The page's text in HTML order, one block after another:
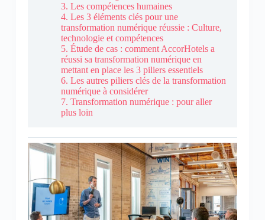
3. Les compétences humaines
4. Les 3 éléments clés pour une
transformation numérique réussie : Culture,
technologie et compétences
5. Étude de cas : comment AccorHotels a
réussi sa transformation numérique en
mettant en place les 3 piliers essentiels
6. Les autres piliers clés de la transformation
numérique à considérer
7. Transformation numérique : pour aller
plus loin